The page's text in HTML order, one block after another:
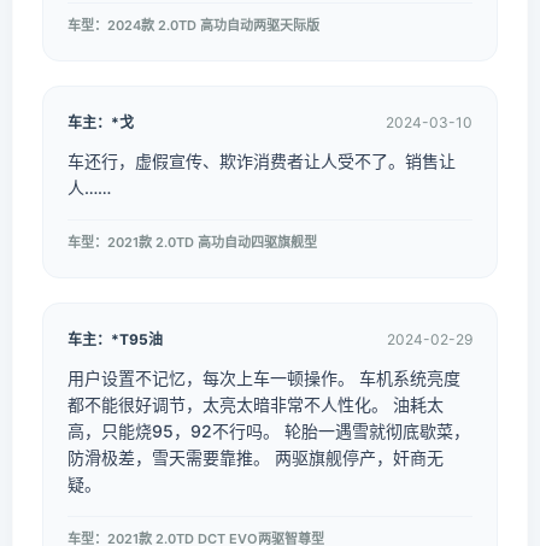
车型：2024款 2.0TD 高功自动两驱天际版
车主：*戈 2024-03-10
车还行，虚假宣传、欺诈消费者让人受不了。销售让
人……
车型：2021款 2.0TD 高功自动四驱旗舰型
车主：*T95油 2024-02-29
用户设置不记忆，每次上车一顿操作。 车机系统亮度
都不能很好调节，太亮太暗非常不人性化。 油耗太
高，只能烧95，92不行吗。 轮胎一遇雪就彻底歇菜，
防滑极差，雪天需要靠推。 两驱旗舰停产，奸商无
疑。
车型：2021款 2.0TD DCT EVO两驱智尊型